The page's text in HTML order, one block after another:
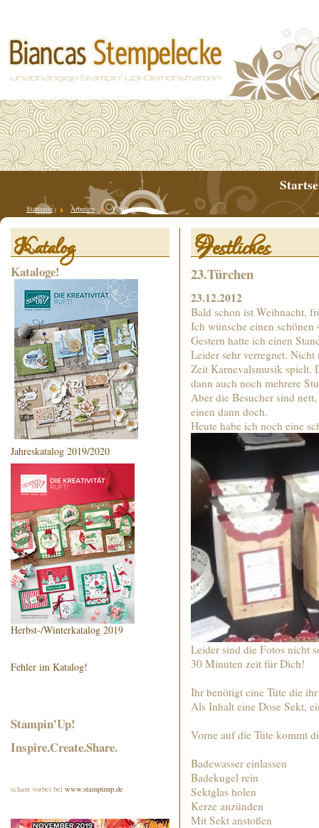
Startseite Arbeiten Festliches
Katalog
Kataloge!
Jahreskatalog 2019/2020
Herbst-/Winterkatalog 2019
Fehler im Katalog!
Stampin'Up!
Inspire.Create.Share.
schaut vorbei bei www.stampinup.de
Festliches
23.Türchen
23.12.2012
Bald schon ist Weihnacht,
Ich wünsche einen schönen
Gestern hatte ich einen
Leider sehr verregnet.
Zeit Karnevalsmusik spielt.
dann auch noch mehrere
Aber die Besucher sind
einen dann doch.
Heute habe ich noch eine
Leider sind die Fotos nicht
30 Minuten zeit für Dich!
Ihr benötigt eine Tüte die
Als Inhalt eine Dose Sekt,
Vorne auf die Tüte kommt
Badewasser einlassen
Badekugel rein
Sektglas holen
Kerze anzünden
Mit Sekt anstoßen